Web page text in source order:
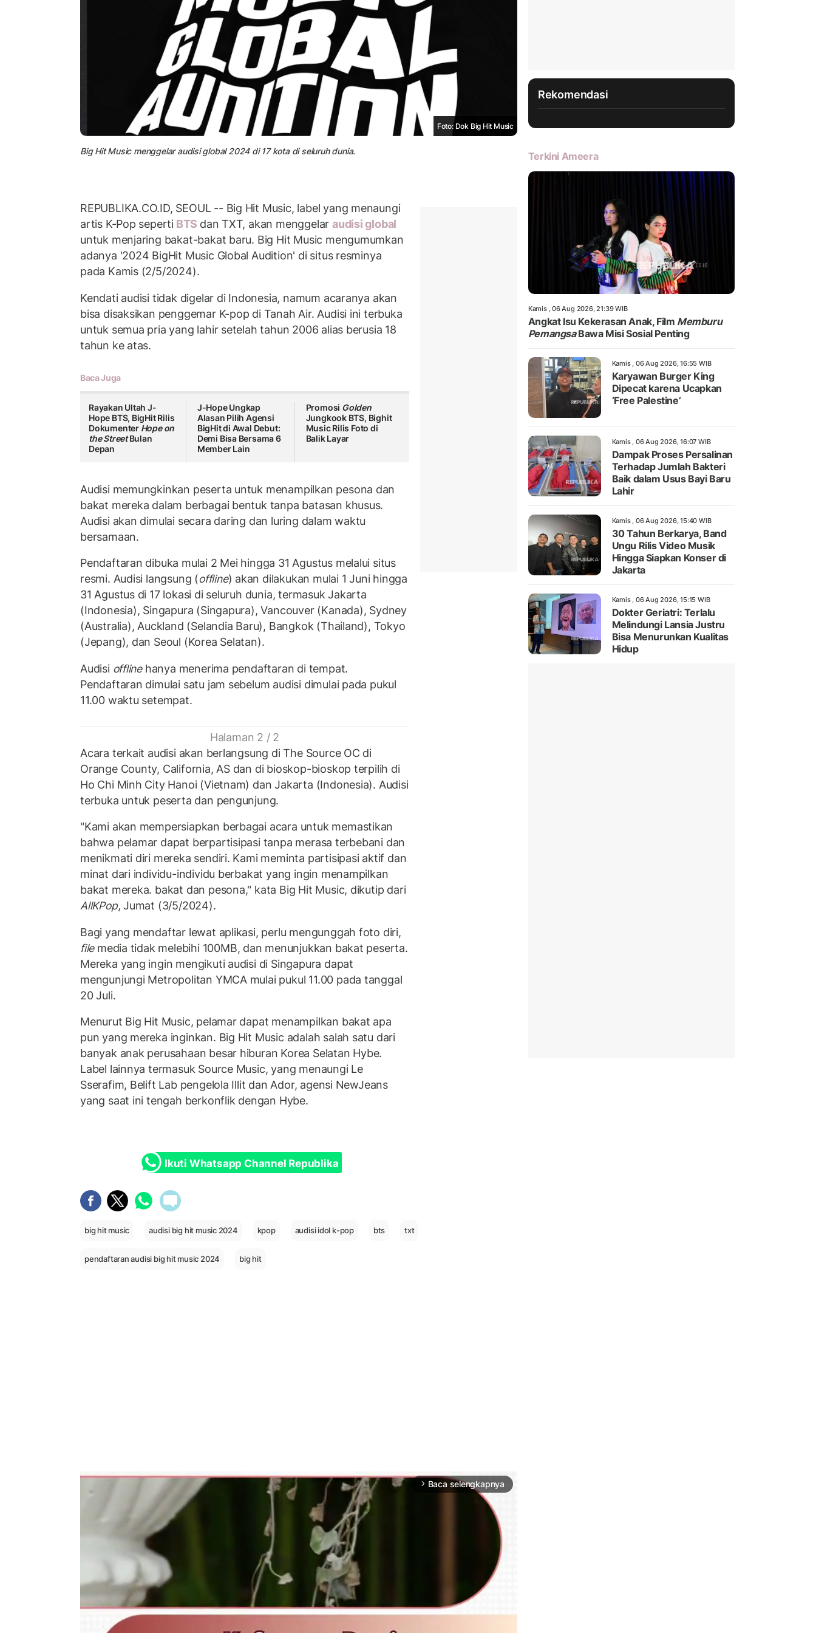
Foto: Dok Big Hit Music
Big Hit Music menggelar audisi global 2024 di 17 kota di seluruh dunia.
REPUBLIKA.CO.ID, SEOUL -- Big Hit Music, label yang menaungi
artis K-Pop seperti BTS dan TXT, akan menggelar audisi global
untuk menjaring bakat-bakat baru. Big Hit Music mengumumkan
adanya '2024 BigHit Music Global Audition' di situs resminya
pada Kamis (2/5/2024).
Kendati audisi tidak digelar di Indonesia, namum acaranya akan
bisa disaksikan penggemar K-pop di Tanah Air. Audisi ini terbuka
untuk semua pria yang lahir setelah tahun 2006 alias berusia 18
tahun ke atas.
Baca Juga
Rayakan Ultah J-
Hope BTS, BigHit Rilis
Dokumenter Hope on
the StreetBulan
Depan
J-Hope Ungkap
Alasan Pilih Agensi
BigHit di Awal Debut:
Demi Bisa Bersama 6
Member Lain
Promosi Golden
Jungkook BTS, Bighit
Music Rilis Foto di
Balik Layar
Audisi memungkinkan peserta untuk menampilkan pesona dan
bakat mereka dalam berbagai bentuk tanpa batasan khusus.
Audisi akan dimulai secara daring dan luring dalam waktu
bersamaan.
Pendaftaran dibuka mulai 2 Mei hingga 31 Agustus melalui situs
resmi. Audisi langsung (offline) akan dilakukan mulai 1 Juni hingga
31 Agustus di 17 lokasi di seluruh dunia, termasuk Jakarta
(Indonesia), Singapura (Singapura), Vancouver (Kanada), Sydney
(Australia), Auckland (Selandia Baru), Bangkok (Thailand), Tokyo
(Jepang), dan Seoul (Korea Selatan).
Audisi offlinehanya menerima pendaftaran di tempat.
Pendaftaran dimulai satu jam sebelum audisi dimulai pada pukul
11.00 waktu setempat.
Halaman 2 / 2
Acara terkait audisi akan berlangsung di The Source OC di
Orange County, California, AS dan di bioskop-bioskop terpilih di
Ho Chi Minh City Hanoi (Vietnam) dan Jakarta (Indonesia). Audisi
terbuka untuk peserta dan pengunjung.
"Kami akan mempersiapkan berbagai acara untuk memastikan
bahwa pelamar dapat berpartisipasi tanpa merasa terbebani dan
menikmati diri mereka sendiri. Kami meminta partisipasi aktif dan
minat dari individu-individu berbakat yang ingin menampilkan
bakat mereka. bakat dan pesona," kata Big Hit Music, dikutip dari
AllKPop, Jumat (3/5/2024).
Bagi yang mendaftar lewat aplikasi, perlu mengunggah foto diri,
filemedia tidak melebihi 100MB, dan menunjukkan bakat peserta.
Mereka yang ingin mengikuti audisi di Singapura dapat
mengunjungi Metropolitan YMCA mulai pukul 11.00 pada tanggal
20 Juli.
Menurut Big Hit Music, pelamar dapat menampilkan bakat apa
pun yang mereka inginkan. Big Hit Music adalah salah satu dari
banyak anak perusahaan besar hiburan Korea Selatan Hybe.
Label lainnya termasuk Source Music, yang menaungi Le
Sserafim, Belift Lab pengelola Illit dan Ador, agensi NewJeans
yang saat ini tengah berkonflik dengan Hybe.
Ikuti Whatsapp Channel Republika
big hit music audisi big hit music 2024 kpop audisi idol k-pop bts txt
pendaftaran audisi big hit music 2024 big hit
arrow_forward_ios Baca selengkapnya
Rekomendasi
Terkini Ameera
Kamis , 06 Aug 2026, 21:39 WIB
Angkat Isu Kekerasan Anak, Film Memburu
PemangsaBawa Misi Sosial Penting
Kamis , 06 Aug 2026, 16:55 WIB
Karyawan Burger King
Dipecat karena Ucapkan
‘Free Palestine’
Kamis , 06 Aug 2026, 16:07 WIB
Dampak Proses Persalinan
Terhadap Jumlah Bakteri
Baik dalam Usus Bayi Baru
Lahir
Kamis , 06 Aug 2026, 15:40 WIB
30 Tahun Berkarya, Band
Ungu Rilis Video Musik
Hingga Siapkan Konser di
Jakarta
Kamis , 06 Aug 2026, 15:15 WIB
Dokter Geriatri: Terlalu
Melindungi Lansia Justru
Bisa Menurunkan Kualitas
Hidup